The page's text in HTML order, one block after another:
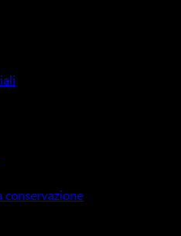
conservazione